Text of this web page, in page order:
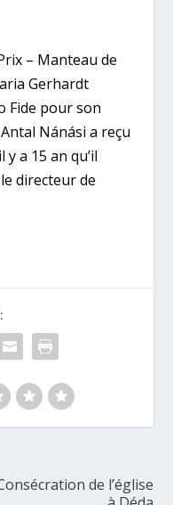
– Manteau de
Gerhardt
Fide pour son
Nánási a reçu
a 15 an qu’il
directeur de
de l’église